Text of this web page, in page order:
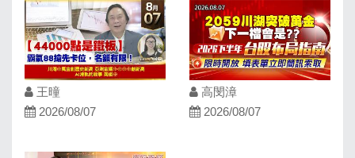
王曈
2026/08/07
高閔漳
2026/08/07